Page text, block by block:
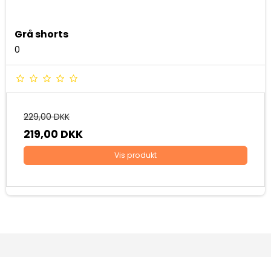
Grå shorts
0
229,00 DKK
219,00 DKK
Vis produkt